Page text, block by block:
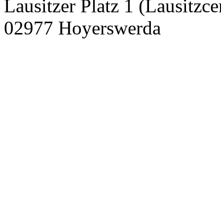
Lausitzer Platz 1
02977 Hoyerswerda